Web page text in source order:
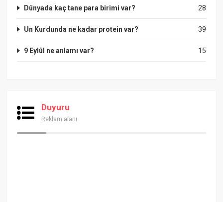
28
Dünyada kaç tane para birimi var?
39
Un Kurdunda ne kadar protein var?
15
9 Eylül ne anlamı var?
Duyuru
Reklam alanı